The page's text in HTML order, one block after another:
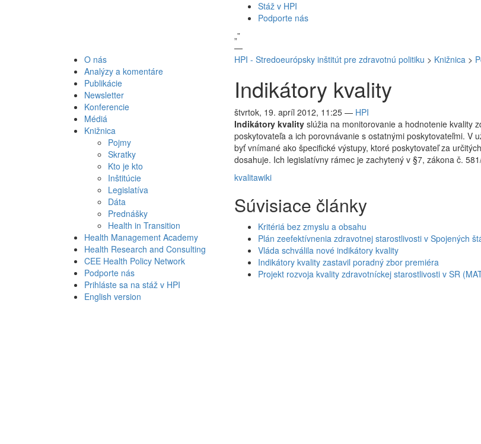
Stáž v HPI
Podporte nás
„”
—
O nás
Analýzy a komentáre
Publikácie
Newsletter
Konferencie
Médiá
Knižnica
Pojmy
Skratky
Kto je kto
Inštitúcie
Legislatíva
Dáta
Prednášky
Health in Transition
Health Management Academy
Health Research and Consulting
CEE Health Policy Network
Podporte nás
Prihláste sa na stáž v HPI
English version
HPI - Stredoeurópsky inštitút pre zdravotnú politiku > Knižnica>
Indikátory kvality
štvrtok, 19. apríl 2012, 11:25 — HPI
Indikátory kvalityslúžia na monitorovanie a hodnotenie kvality
poskytovateľa a ich porovnávanie s ostatnými poskytovateľmi. V
byť vnímané ako špecifické výstupy, ktoré poskytovateľ za
dosahuje. Ich legislatívny rámec je zachytený v §7, zákona č.
kvalitawiki
Súvisiace články
Kritériá bez zmyslu a obsahu
Plán zeefektívnenia zdravotnej starostlivosti v Spojených
Vláda schválila nové indikátory kvality
Indikátory kvality zastavil poradný zbor premiéra
Projekt rozvoja kvality zdravotníckej starostlivosti v SR